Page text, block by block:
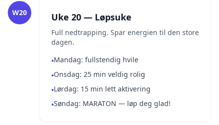
W20 Uke 20 — Løpsuke
Full nedtrapping. Spar energien til den store
dagen.
•Mandag: fullstendig hvile
•Onsdag: 25 min veldig rolig
•Lørdag: 15 min lett aktivering
•Søndag: MARATON — løp deg glad!